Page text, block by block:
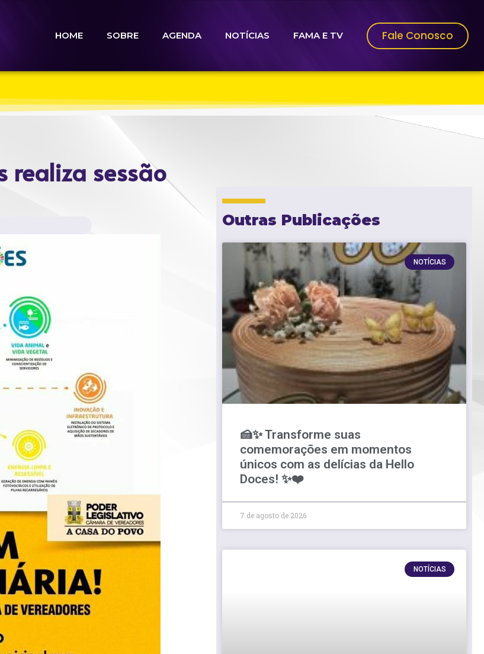
HOME SOBRE AGENDA NOTÍCIAS FAMA E TV Fale Conosco
realiza sessão
Outras Publicações
NOTÍCIAS
🍰✨ Transforme suas
comemorações em momentos
únicos com as delícias da Hello
Doces! ✨❤️
7 de agosto de 2026
NOTÍCIAS